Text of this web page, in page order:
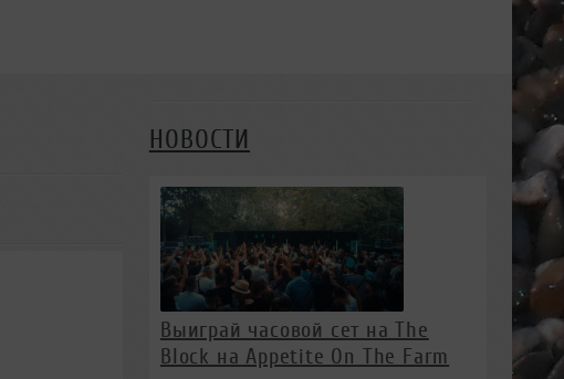
НОВОСТИ
Выиграй часовой сет на The
Block на Appetite On The Farm